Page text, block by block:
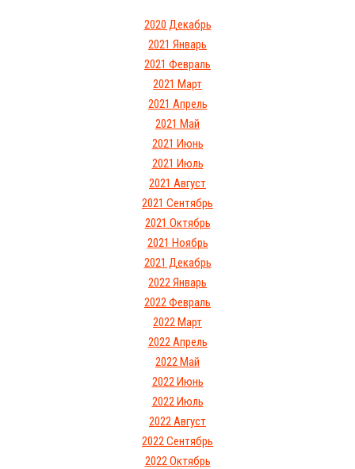
2020 Декабрь
2021 Январь
2021 Февраль
2021 Март
2021 Апрель
2021 Май
2021 Июнь
2021 Июль
2021 Август
2021 Сентябрь
2021 Октябрь
2021 Ноябрь
2021 Декабрь
2022 Январь
2022 Февраль
2022 Март
2022 Апрель
2022 Май
2022 Июнь
2022 Июль
2022 Август
2022 Сентябрь
2022 Октябрь